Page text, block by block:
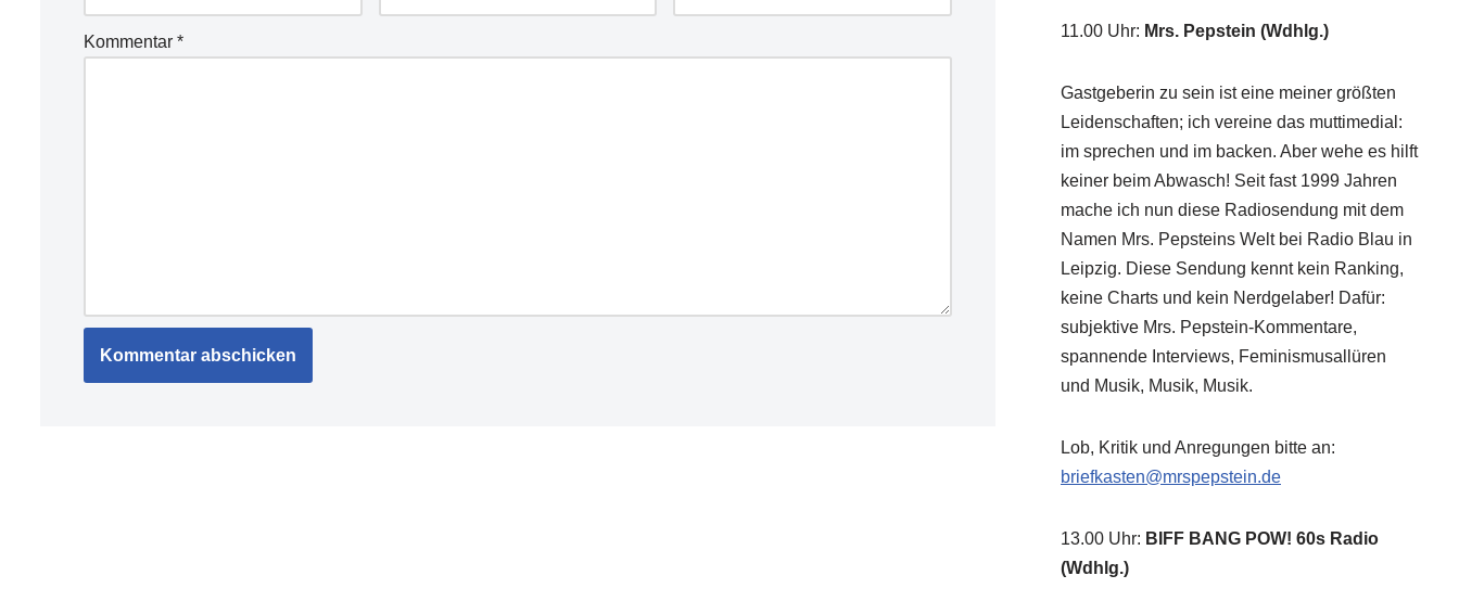
Kommentar *
11.00 Uhr: Mrs. Pepstein (Wdhlg.)
Gastgeberin zu sein ist eine meiner größten
Leidenschaften; ich vereine das muttimedial:
im sprechen und im backen. Aber wehe es hilft
keiner beim Abwasch! Seit fast 1999 Jahren
mache ich nun diese Radiosendung mit dem
Namen Mrs. Pepsteins Welt bei Radio Blau in
Leipzig. Diese Sendung kennt kein Ranking,
keine Charts und kein Nerdgelaber! Dafür:
subjektive Mrs. Pepstein-Kommentare,
spannende Interviews, Feminismusallüren
und Musik, Musik, Musik.
Lob, Kritik und Anregungen bitte an:
briefkasten@mrspepstein.de
13.00 Uhr: BIFF BANG POW! 60s Radio
(Wdhlg.)